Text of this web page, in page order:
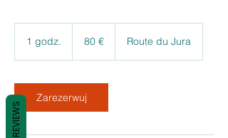
1 godz.
d
z
80 € Route du Jura
Zarezerwuj
REVIEWS